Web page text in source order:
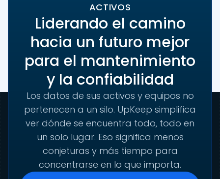
ACTIVOS
Liderando el camino
hacia un futuro mejor
para el mantenimiento
y la confiabilidad
Los datos de sus activos y equipos no
pertenecen a un silo. UpKeep simplifica
ver dónde se encuentra todo, todo en
un solo lugar. Eso significa menos
conjeturas y más tiempo para
concentrarse en lo que importa.